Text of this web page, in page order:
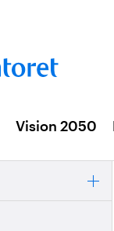
Vision 2050